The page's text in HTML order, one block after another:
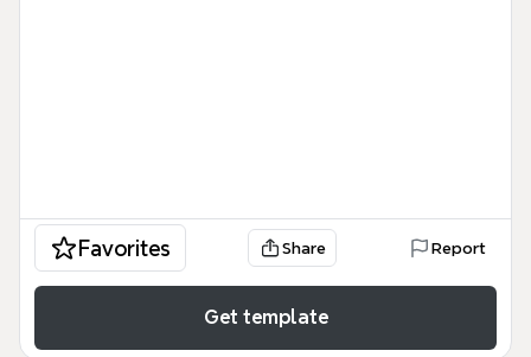
Favorites Share Report
Get template